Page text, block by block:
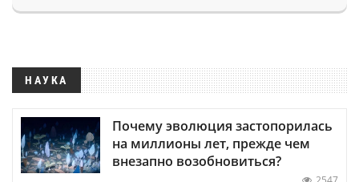
НАУКА
Почему эволюция застопорилась
на миллионы лет, прежде чем
внезапно возобновиться?